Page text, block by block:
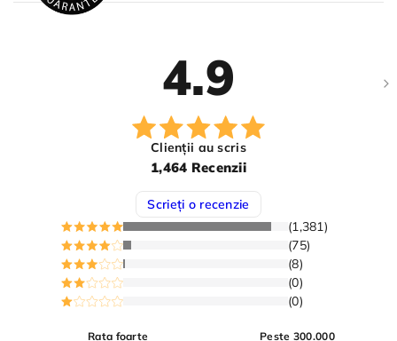
4.9
Clienții au scris
1,464 Recenzii
Scrieți o recenzie
(1,381)
(75)
(8)
(0)
(0)
Rata foarte
Peste 300.000